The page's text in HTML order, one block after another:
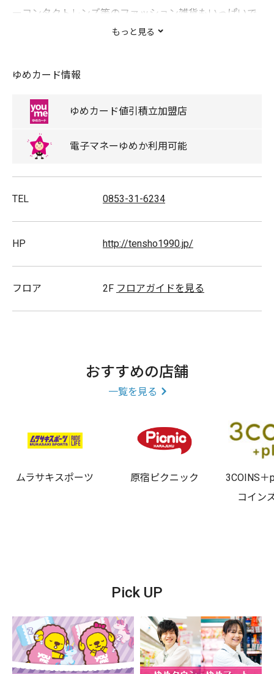
ーコンタクトレンズ等のファッション雑貨もいっぱいで
みたい方に向けた「コンビニ感覚のバラエティショップ」
取扱商品
手袋/アクセサリー/ブレスレット/イヤリング/ヘアアク
セサリー/ポーチ/マフラー/鞄(バッグ)/靴下/サングラス/
ピアス/指輪/帽子(ハット)/ファッション小物/リュックサ
ック/シューズ/リング/コインケース/ぬいぐるみ/下敷き/
水筒/パスケース/ブランケット/エコバッグ/服飾雑貨/お
もっと見る
ゆめカード情報
ゆめカード値引積立加盟店
電子マネー ゆめか利用可能
TEL 0853-31-6234
HP http://tensho1990.jp/
フロア 2F フロアガイドを見る
おすすめの店舗
一覧を見る
ムラサキスポーツ 原宿ピクニック
3COINS＋
コイン
Pick UP